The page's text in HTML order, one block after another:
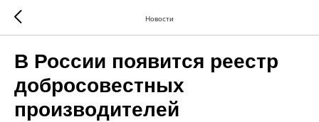
Новости
В России появится реестр
добросовестных
производителей